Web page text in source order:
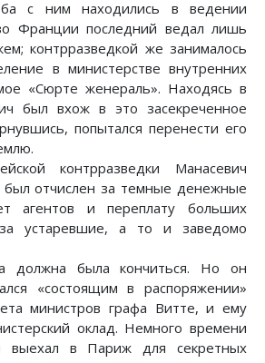
с ним находились в ведении
Франции последний ведал лишь
контрразведкой же занималось
в министерстве внутренних
«Сюрте женераль». Находясь в
был вхож в это засекреченное
попытался перенести его
контрразведки Манасевич
отчислен за темные денежные
агентов и переплату больших
устаревшие, а то и заведомо
должна была кончиться. Но он
«состоящим в распоряжении»
министров графа Витте, и ему
оклад. Немного времени
выехал в Париж для секретных